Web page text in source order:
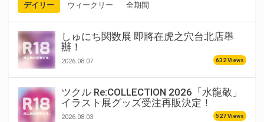
デイリー ウィークリー 全期間
しゅにち関数展 即將在虎之穴台北店舉
辦！
2026.08.07 632 Views
ツクル Re:COLLECTION 2026「水龍敬」
イラスト展グッズ受注再販決定！
2026.08.03 527 Views